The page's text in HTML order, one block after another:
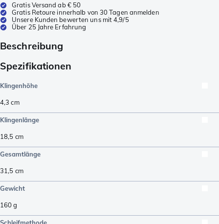
Gratis Versand ab € 50
Gratis Retoure innerhalb von 30 Tagen anmelden
Unsere Kunden bewerten uns mit 4,9/5
Über 25 Jahre Erfahrung
Beschreibung
Spezifikationen
Klingenhöhe
4,3 cm
Klingenlänge
18,5 cm
Gesamtlänge
31,5 cm
Gewicht
160g
Schleifmethode